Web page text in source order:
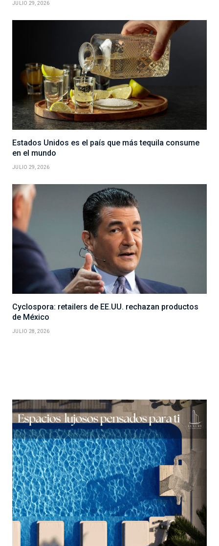
JULIO 29, 2026
Estados Unidos es el país que más tequila consume
en el mundo
JULIO 29, 2026
Cyclospora: retailers de EE.UU. rechazan productos
de México
JULIO 28, 2026